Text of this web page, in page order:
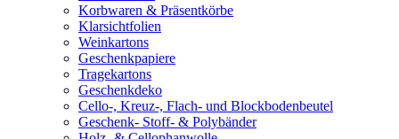
Korbwaren & Präsentkörbe
Klarsichtfolien
Weinkartons
Geschenkpapiere
Tragekartons
Geschenkdeko
Cello-, Kreuz-, Flach- und Blockbodenbeutel
Geschenk- Stoff- & Polybänder